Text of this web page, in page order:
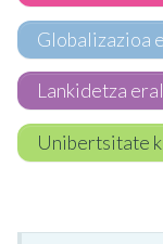
Globalizazioa
Lankidetza
Unibertsitate